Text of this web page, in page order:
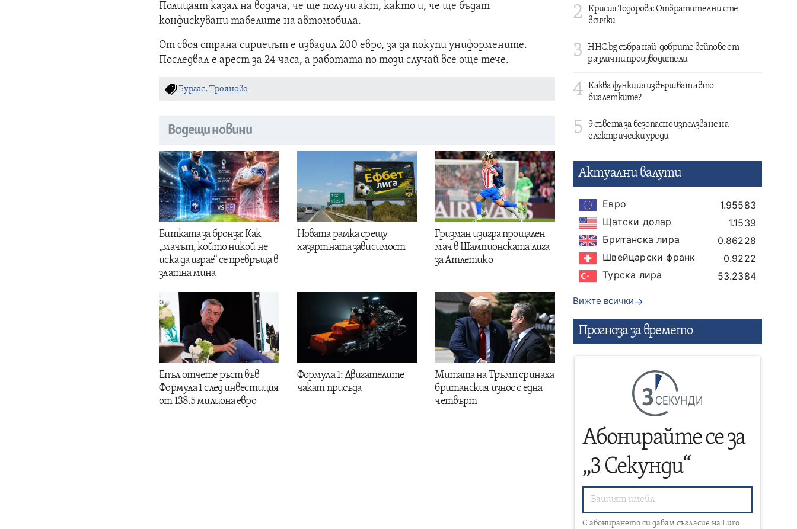
Полицаят казал на водача, че ще получи акт, както и, че ще бъдат
конфискувани табелите на автомобила.
От своя страна сириецът е извадил 200 евро, за да покупи униформените.
Последвал е арест за 24 часа, а работата по този случай все още тече.
Бургас,Трояново
Водещи новини
Битката за бронза: Как
„мачът, който никой не
иска да играе“ се превръща в
златна мина
Новата рамка срещу
хазартната зависимост
Гризман изигра прощален
мач в Шампионската лига
за Атлетико
Епъл отчете ръст във
Формула 1 след инвестиция
от 138.5 милиона евро
Формула 1: Двигателите
чакат присъда
Митата на Тръмп сринаха
британския износ с една
четвърт
2
Крисия Тодорова: Отвратителни сте
всички
3
HHC.bg събра най-добрите вейпове от
различни производители
4 Каква функция извършват авто
биалетките?
5
9 съвета за безопасно използване на
електрически уреди
Актуални валути
Евро
1.95583
Щатски долар
1.1539
Британска лира
0.86228
Швейцарски франк
0.9222
Турска лира
53.2384
Вижте всички
Прогнозa за времето
СЕКУНДИ
Абонирайте се за
„3 Секунди“
С абонирането си давам съгласие на Euro